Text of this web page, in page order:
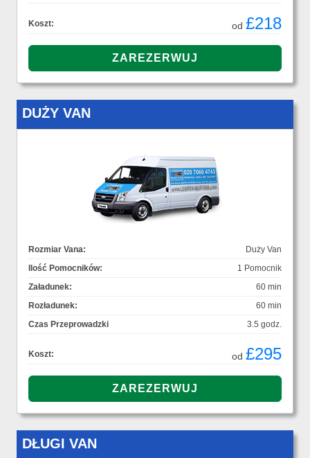
Koszt: od £218
DUŻY VAN
Rozmiar Vana:
Duży Van
Ilość Pomocników:
1 Pomocnik
Załadunek:
60 min
Rozładunek:
60 min
Czas Przeprowadzki
3.5 godz.
Koszt: od £295
DŁUGI VAN